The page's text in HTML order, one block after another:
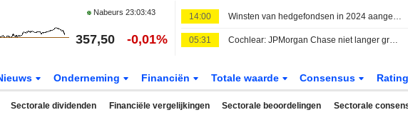
Nabeurs23:03:43
357,50 -0,01%
14:00 Winsten van hedgefondsen in 2024 aangetast door technologie-transacties in juli, aldus JPMorgan
05:31 Cochlear: JPMorgan Chase niet langer grootaandeelhouder
Onderneming Financiën Totale waarde Consensus
Sectorale dividenden Financiële vergelijkingen Sectorale beoordelingen Sectorale